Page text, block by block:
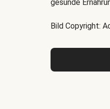
gesunde
Bild Copyright: